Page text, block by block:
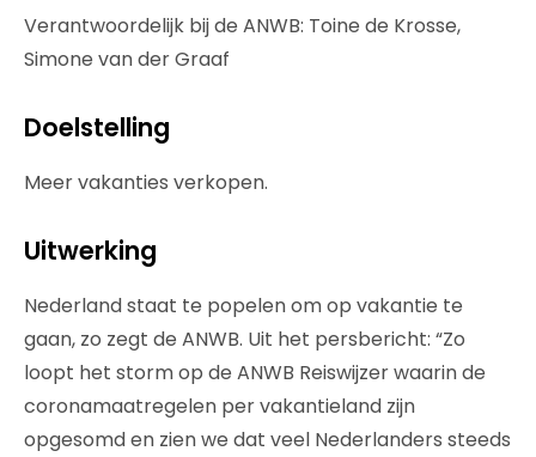
Verantwoordelijk bij de ANWB: Toine de Krosse,
Simone van der Graaf
Doelstelling
Meer vakanties verkopen.
Uitwerking
Nederland staat te popelen om op vakantie te
gaan, zo zegt de ANWB. Uit het persbericht: “Zo
loopt het storm op de ANWB Reiswijzer waarin de
coronamaatregelen per vakantieland zijn
opgesomd en zien we dat veel Nederlanders steeds